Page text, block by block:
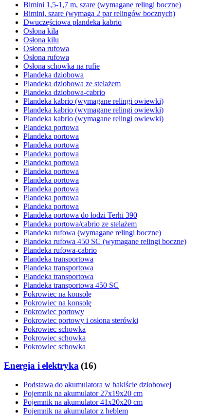
Bimini 1,5-1,7 m, szare (wymagane relingi boczne)
Bimini, szare (wymaga 2 par relingów bocznych)
Dwuczęściowa plandeka kabrio
Osłona kila
Osłona kilu
Osłona rufowa
Osłona rufowa
Osłona schowka na rufie
Plandeka dziobowa
Plandeka dziobowa ze stelażem
Plandeka dziobowa-cabrio
Plandeka kabrio (wymagane relingi owiewki)
Plandeka kabrio (wymagane relingi owiewki)
Plandeka kabrio (wymagane relingi owiewki)
Plandeka portowa
Plandeka portowa
Plandeka portowa
Plandeka portowa
Plandeka portowa
Plandeka portowa
Plandeka portowa
Plandeka portowa
Plandeka portowa
Plandeka portowa
Plandeka portowa do łodzi Terhi 390
Plandeka portowa/cabrio ze stelażem
Plandeka rufowa (wymagane relingi boczne)
Plandeka rufowa 450 SC (wymagane relingi boczne)
Plandeka rufowa-cabrio
Plandeka transportowa
Plandeka transportowa
Plandeka transportowa
Plandeka transportowa 450 SC
Pokrowiec na konsolę
Pokrowiec na konsolę
Pokrowiec portowy
Pokrowiec portowy i osłona sterówki
Pokrowiec schowka
Pokrowiec schowka
Pokrowiec schowka
Energia i elektryka (16)
Podstawa do akumulatora w bakiście dziobowej
Pojemnik na akumulator 27x19x20 cm
Pojemnik na akumulator 41x20x20 cm
Pojemnik na akumulator z heblem